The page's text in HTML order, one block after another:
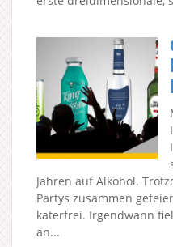
Jahren auf Alkohol.
Partys zusammen
katerfrei. Irgendwann
an...